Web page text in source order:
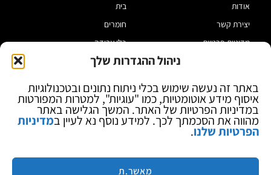
ניהול ההגדרות שלך
באתר זה נעשה שימוש בכלי ניתוח נתונים ובטכנולוגיות
איסוף מידע אוטומטיות, כמו "עוגיות", למטרות המפורטות
במדיניות הפרטיות של האתר. המשך הגלישה באתר
מהווה את הסכמתך לכך. למידע נוסף נא לעיין במדיניות
הפרטיות שלנו.
מאשר.ת
אודות
יצירת קשר
מדיניות פרטיות
בלוג
בית
חומרים
כלי עבודה
מוצרי הלחמה
ספקי כח ומודדים
ציוד אופטי להגדלה
מותגים